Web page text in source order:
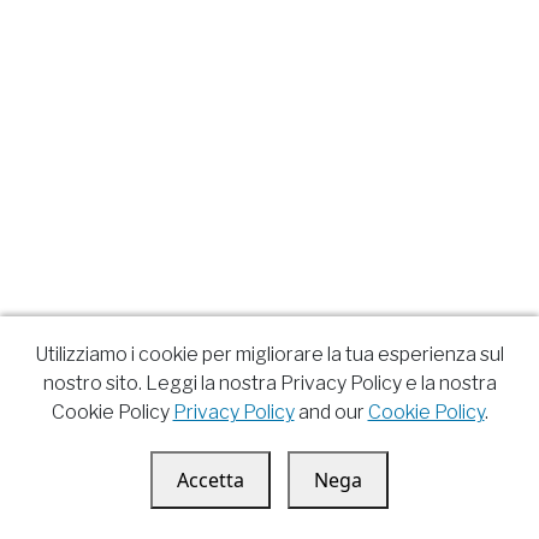
Utilizziamo i cookie per migliorare la tua esperienza sul
nostro sito. Leggi la nostra Privacy Policy e la nostra
Cookie Policy Privacy Policyand our Cookie Policy.
Accetta Nega